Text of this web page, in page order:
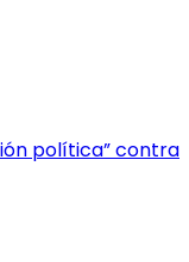
política” contra